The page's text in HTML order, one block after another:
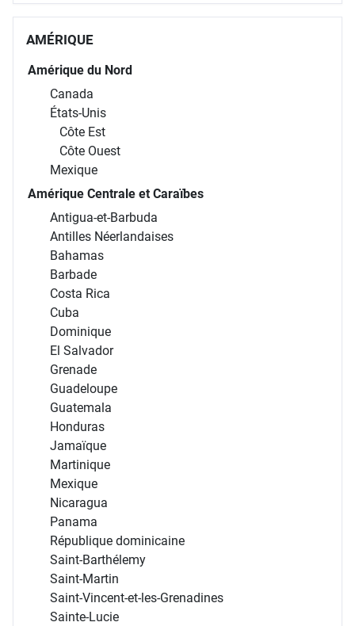
AMÉRIQUE
Amérique du Nord
Canada
États-Unis
Côte Est
Côte Ouest
Mexique
Amérique Centrale et Caraïbes
Antigua-et-Barbuda
Antilles Néerlandaises
Bahamas
Barbade
Costa Rica
Cuba
Dominique
El Salvador
Grenade
Guadeloupe
Guatemala
Honduras
Jamaïque
Martinique
Mexique
Nicaragua
Panama
République dominicaine
Saint-Barthélemy
Saint-Martin
Saint-Vincent-et-les-Grenadines
Sainte-Lucie